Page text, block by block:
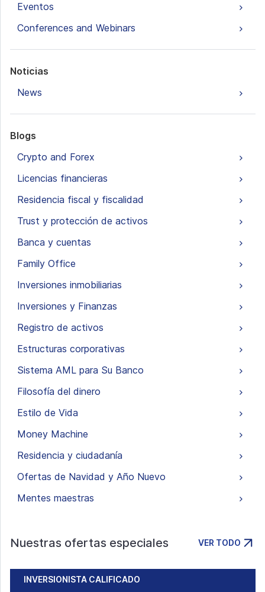
Eventos
Conferences and Webinars
Noticias
News
Blogs
Crypto and Forex
Licencias financieras
Residencia fiscal y fiscalidad
Trust y protección de activos
Banca y cuentas
Family Office
Inversiones inmobiliarias
Inversiones y Finanzas
Registro de activos
Estructuras corporativas
Sistema AML para Su Banco
Filosofía del dinero
Estilo de Vida
Money Machine
Residencia y ciudadanía
Ofertas de Navidad y Año Nuevo
Mentes maestras
Nuestras ofertas especiales VER TODO
INVERSIONISTA CALIFICADO